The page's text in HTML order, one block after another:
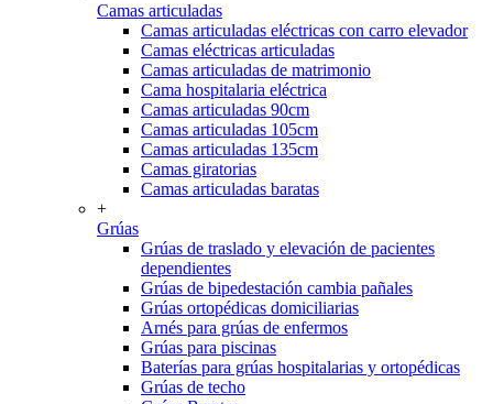
Camas articuladas
Camas articuladas eléctricas con carro elevador
Camas eléctricas articuladas
Camas articuladas de matrimonio
Cama hospitalaria eléctrica
Camas articuladas 90cm
Camas articuladas 105cm
Camas articuladas 135cm
Camas giratorias
Camas articuladas baratas
+
Grúas
Grúas de traslado y elevación de pacientes
dependientes
Grúas de bipedestación cambia pañales
Grúas ortopédicas domiciliarias
Arnés para grúas de enfermos
Grúas para piscinas
Baterías para grúas hospitalarias y ortopédicas
Grúas de techo